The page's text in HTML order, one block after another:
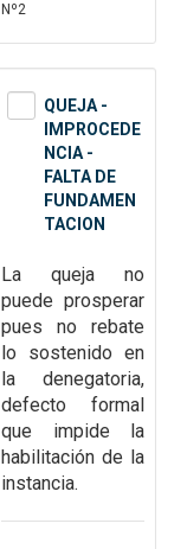
Nº2
QUEJA -
IMPROCEDE
NCIA -
FALTA DE
FUNDAMEN
TACION
La queja no
puede prosperar
pues no rebate
lo sostenido en
la denegatoria,
defecto formal
que impide la
habilitación de la
instancia.